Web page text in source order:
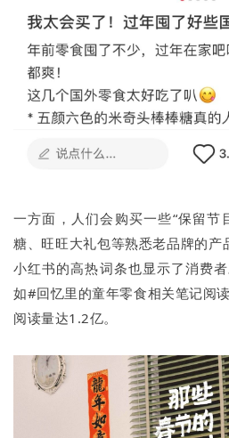
一方面，人们会购买一些“保留节
糖、旺旺大礼包等熟悉老品牌的产
小红书的高热词条也显示了消费
如#回忆里的童年零食相关笔记阅
阅读量达1.2亿。